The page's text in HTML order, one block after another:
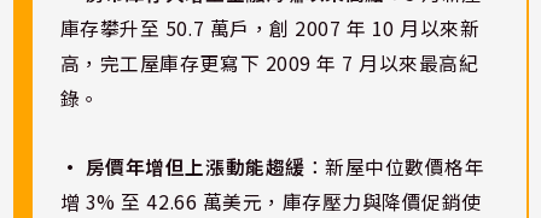
庫存攀升至 50.7 萬戶，創 2007 年 10 月以來新
高，完工屋庫存更寫下 2009 年 7 月以來最高紀
錄。
• 房價年增但上漲動能趨緩 ：新屋中位數價格年
增 3% 至 42.66 萬美元，庫存壓力與降價促銷使